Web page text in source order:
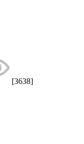
[3638]